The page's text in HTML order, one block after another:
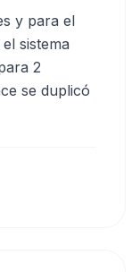
y para el
sistema
2
se duplicó